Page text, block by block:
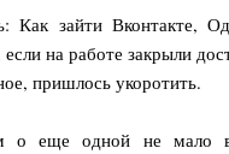
Как зайти Вконтакте,
на работе закрыли
пришлось укоротить.
о еще одной не мало